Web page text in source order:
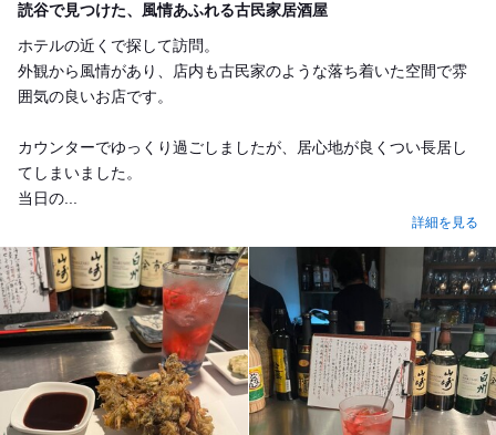
読谷で見つけた、風情あふれる古民家居酒屋
ホテルの近くで探して訪問。
外観から風情があり、店内も古民家のような落ち着いた空間で雰
囲気の良いお店です。
カウンターでゆっくり過ごしましたが、居心地が良くつい長居し
てしまいました。
当日の...
詳細を見る